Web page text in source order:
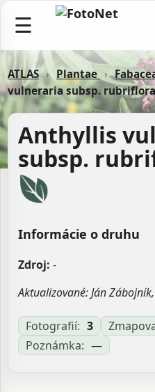
☰
ATLAS › Plantae ›
vulneraria subsp. rubriflora
Anthyllis
subsp.
Informácie o druhu
Zdroj: -
Aktualizované: Ján
Fotografií: 3
Poznámka: —